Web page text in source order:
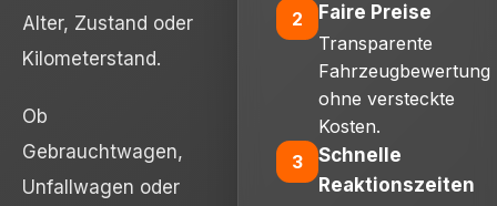
Alter, Zustand oder
Kilometerstand.
Ob
Gebrauchtwagen,
Unfallwagen oder
2
Faire Preise
Transparente
Fahrzeugbewertung
ohne versteckte
Kosten.
3
Schnelle
Reaktionszeiten